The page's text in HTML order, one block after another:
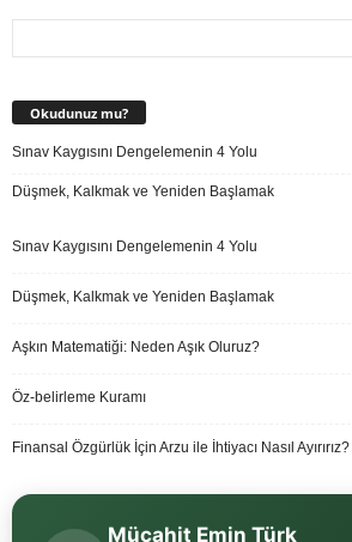
Okudunuz mu?
Sınav Kaygısını Dengelemenin 4 Yolu
Düşmek, Kalkmak ve Yeniden Başlamak
Sınav Kaygısını Dengelemenin 4 Yolu
Düşmek, Kalkmak ve Yeniden Başlamak
Aşkın Matematiği: Neden Aşık Oluruz?
Öz-belirleme Kuramı
Finansal Özgürlük İçin Arzu ile İhtiyacı Nasıl Ayırırız?
Mücahit Emin Türk